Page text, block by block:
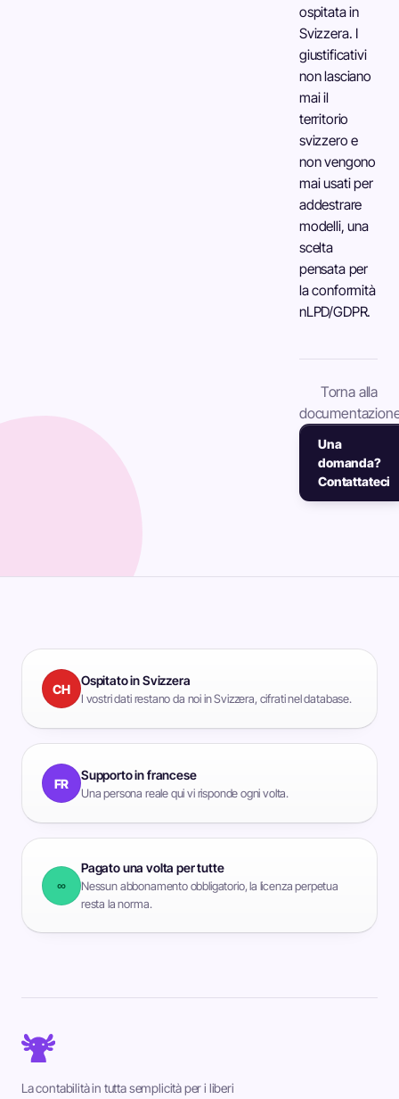
ospitata in
Svizzera. I
giustificativi
non lasciano
mai il
territorio
svizzero e
non vengono
mai usati per
addestrare
modelli, una
scelta
pensata per
la conformità
nLPD/GDPR.
Torna alla
Una
domanda?
Contattateci
CH
Ospitato in Svizzera
I vostri dati restano da noi in Svizzera, cifrati nel database.
FR
Supporto in francese
Una persona reale qui vi risponde ogni volta.
∞
Pagato una volta per tutte
Nessun abbonamento obbligatorio, la licenza perpetua
resta la norma.
La contabilità in tutta semplicità per i liberi